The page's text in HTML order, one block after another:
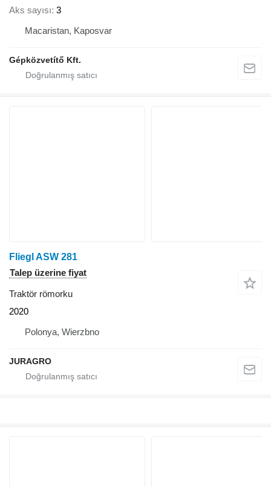
Aks sayısı 3
Macaristan, Kaposvar
Gépközvetítő Kft.
Fliegl ASW 281
Talep üzerine fiyat
Traktör römorku
2020
Polonya, Wierzbno
JURAGRO